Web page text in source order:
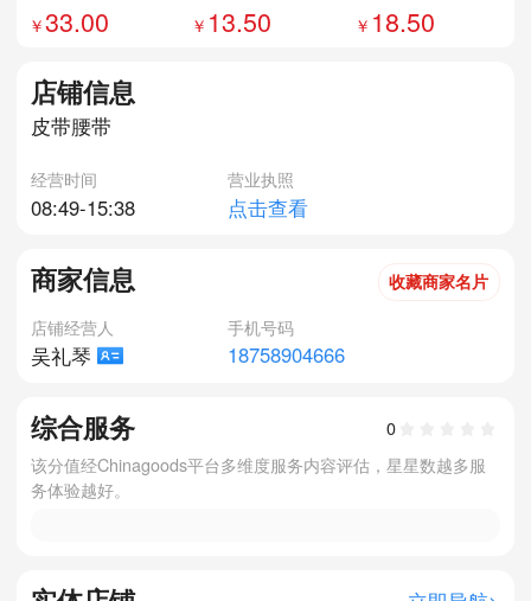
33.00 13.50
18.50
店铺信息
皮带腰带
经营时间
08:49-15:38
营业执照
点击查看
商家信息
收藏商家名片
店铺经营人
吴礼琴
手机号码
18758904666
综合服务
0
该分值经Chinagoods平台多维度服务内容评估，星星数越多服
务体验越好。